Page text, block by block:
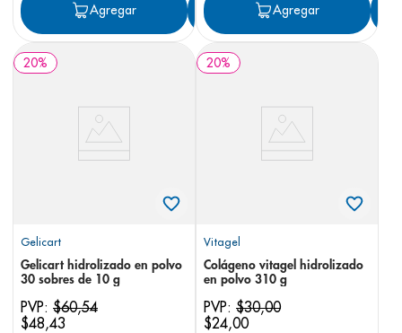
Agregar Agregar
Agregar
20%
Gelicart
Gelicart hidrolizado en polvo
30 sobres de 10 g
PVP: $60,54
$48,43
20%
Vitagel
Colágeno vitagel hidrolizado
en polvo 310 g
PVP: $30,00
$24,00